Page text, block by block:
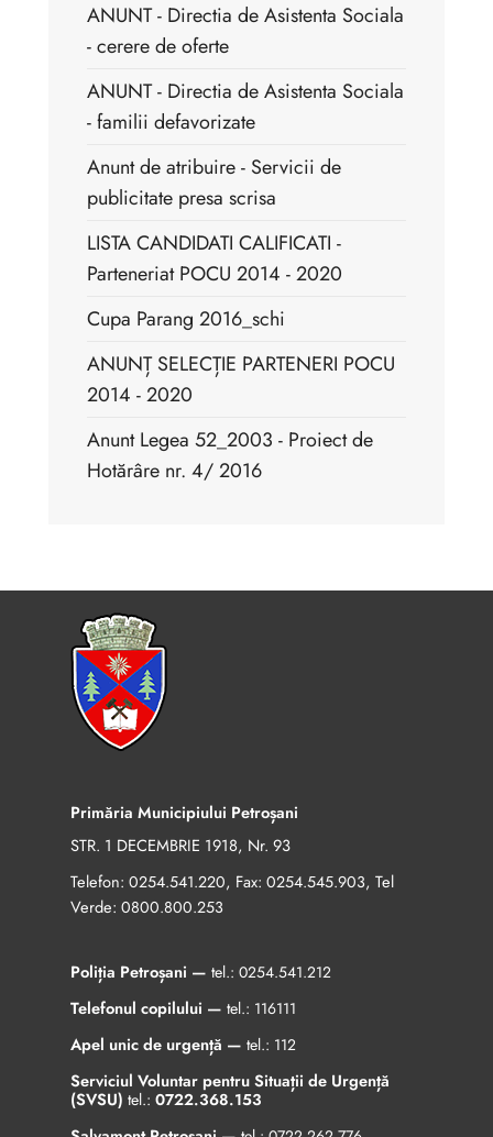
ANUNT - Directia de Asistenta Sociala
- cerere de oferte
ANUNT - Directia de Asistenta Sociala
- familii defavorizate
Anunt de atribuire - Servicii de
publicitate presa scrisa
LISTA CANDIDATI CALIFICATI -
Parteneriat POCU 2014 - 2020
Cupa Parang 2016_schi
ANUNȚ SELECȚIE PARTENERI POCU
2014 - 2020
Anunt Legea 52_2003 - Proiect de
Hotărâre nr. 4/ 2016
Primăria Municipiului Petroșani
STR. 1 DECEMBRIE 1918, Nr. 93
Telefon: 0254.541.220, Fax: 0254.545.903, Tel
Verde: 0800.800.253
Poliția Petroșani — tel.: 0254.541.212
Telefonul copilului — tel.: 116111
Apel unic de urgență — tel.: 112
Serviciul Voluntar pentru Situații de Urgență
(SVSU) tel.: 0722.368.153